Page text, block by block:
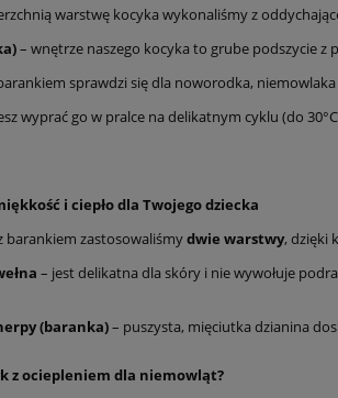
warstwę kocyka wykonaliśmy z
– wnętrze naszego kocyka to grube podszycie z
sprawdzi się dla noworodka,
wyprać go w pralce na delikatnym cyklu (do
i ciepło dla Twojego dziecka
barankiem zastosowaliśmydwie warstwy, dzięki
– jest delikatna dla skóry i nie wywołuje
(baranka)– puszysta, mięciutka dzianina
z ociepleniem dla niemowląt?